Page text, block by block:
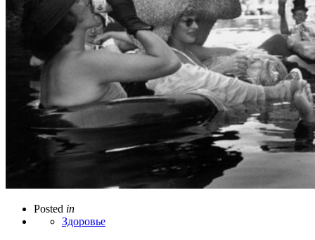
Posted in
Здоровье